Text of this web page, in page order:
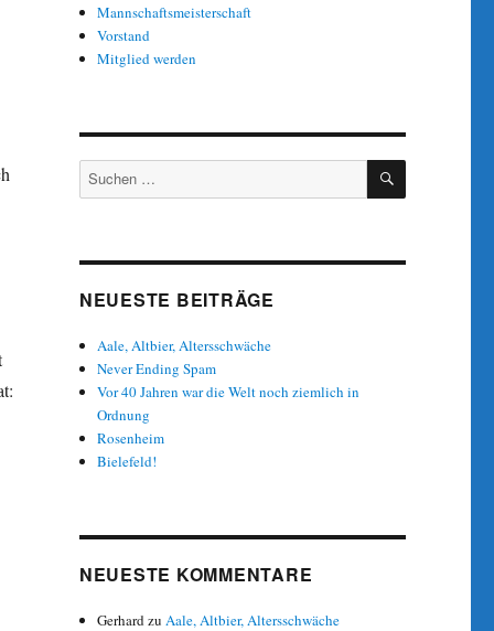
Mannschaftsmeisterschaft
Vorstand
Mitglied werden
Suche
nach:
SUCHEN
NEUESTE BEITRÄGE
Aale, Altbier, Altersschwäche
Never Ending Spam
Vor 40 Jahren war die Welt noch ziemlich in
Ordnung
Rosenheim
Bielefeld!
NEUESTE KOMMENTARE
GerhardzuAale, Altbier, Altersschwäche